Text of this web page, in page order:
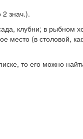
2 знач.).
клубни; в рыбном
место (в столовой,
то его можно